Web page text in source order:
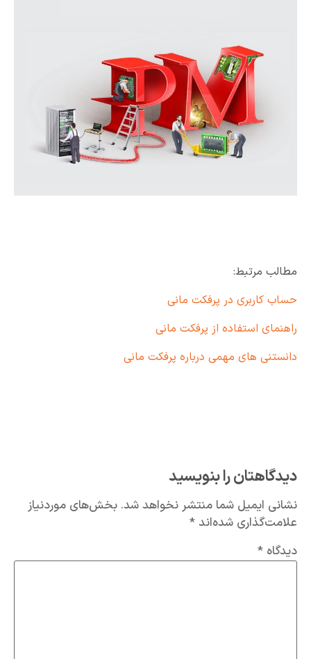
مطالب مرتبط:
حساب کاربری در پرفکت مانی
راهنمای استفاده از پرفکت مانی
دانستنی های مهمی درباره پرفکت مانی
دیدگاهتان را بنویسید
نشانی ایمیل شما منتشر نخواهد شد. بخش‌های موردنیاز
علامت‌گذاری شده‌اند*
دیدگاه *